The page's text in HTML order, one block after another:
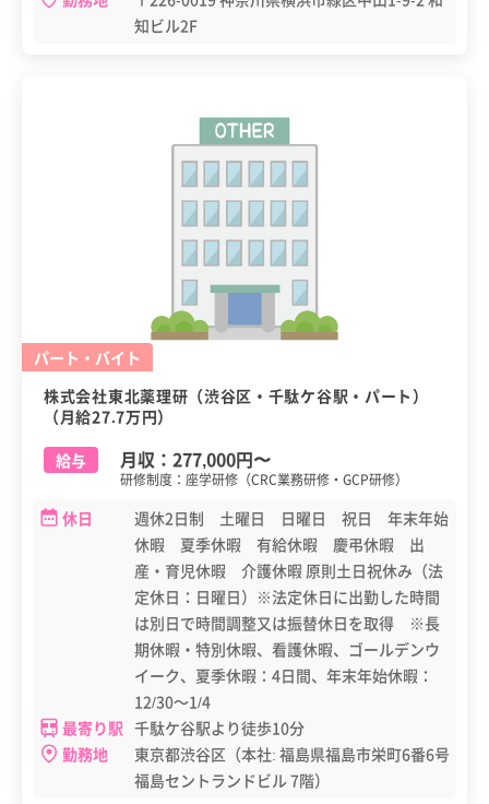
知ビル2F
パート・バイト
株式会社東北薬理研（渋谷区・千駄ケ谷駅・パート）
（月給27.7万円）
給与
月収： 277,000円〜
研修制度：座学研修（CRC業務研修・GCP研修）
休日
週休2日制 土曜日 日曜日 祝日 年末年始
休暇 夏季休暇 有給休暇 慶弔休暇 出
産・育児休暇 介護休暇 原則土日祝休み（法
定休日：日曜日）※法定休日に出勤した時間
は別日で時間調整又は振替休日を取得 ※長
期休暇・特別休暇、看護休暇、ゴールデンウ
イーク、夏季休暇：4日間、年末年始休暇：
12/30～1/4
最寄り駅 千駄ケ谷駅より徒歩10分
勤務地
東京都渋谷区（本社: 福島県福島市栄町6番6号
福島セントランドビル 7階）